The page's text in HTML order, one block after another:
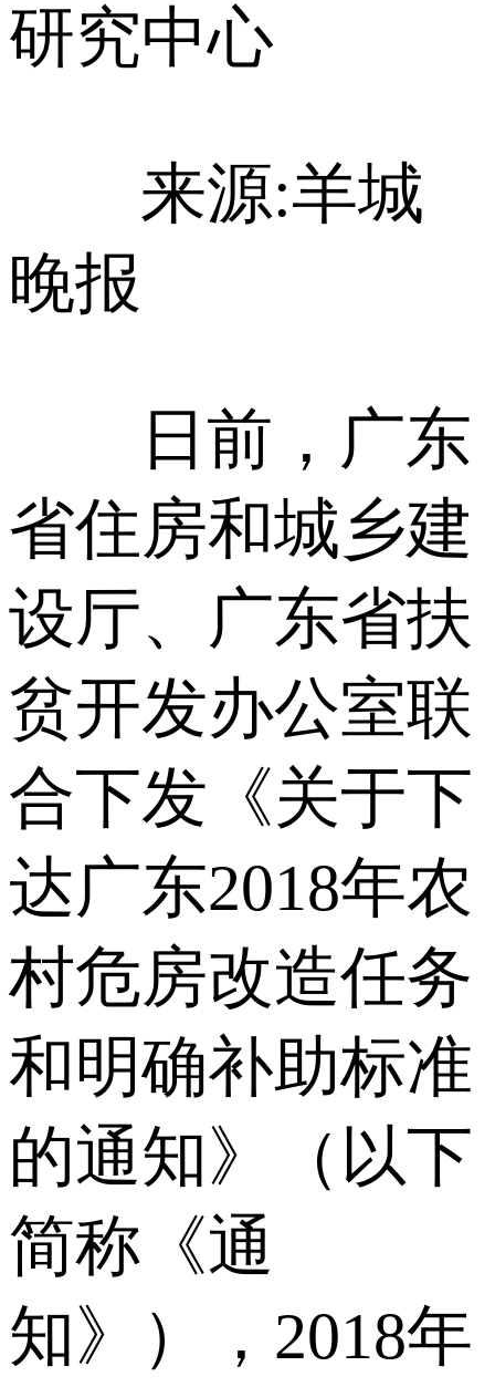
研究中心
来源:羊城
晚报
日前，广东
省住房和城乡建
设厅、广东省扶
贫开发办公室联
合下发《关于下
达广东2018年农
村危房改造任务
和明确补助标准
的通知》（以下
简称《通
知》），2018年